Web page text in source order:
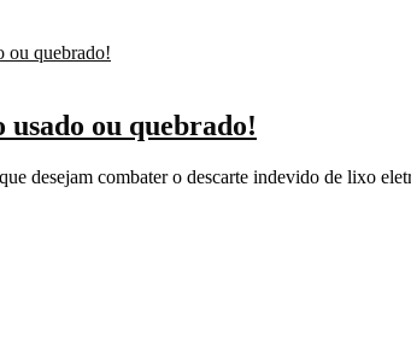
ou quebrado!
desejam combater o descarte indevido de lixo